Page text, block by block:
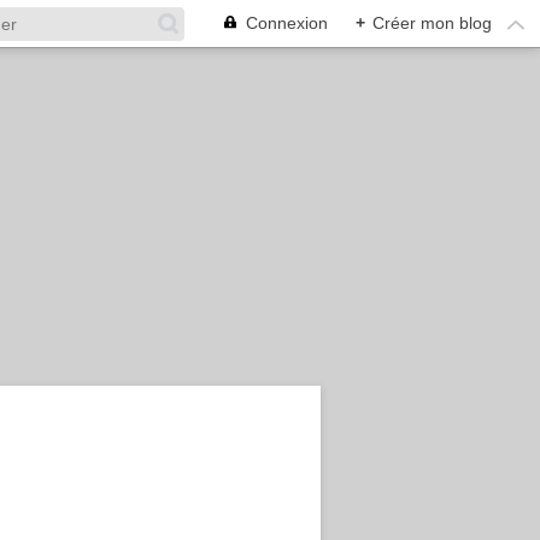
Connexion + Créer mon blog